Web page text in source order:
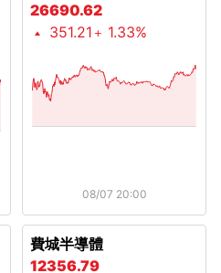
26690.62
1.33%
351.21
08/07 20:00
費城半導體
12356.79